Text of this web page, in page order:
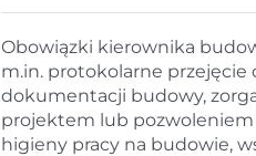
Obowiązki kierownika
m.in. protokolarne
dokumentacji budowy,
projektem lub pozwoleniem
higieny pracy na budowie,